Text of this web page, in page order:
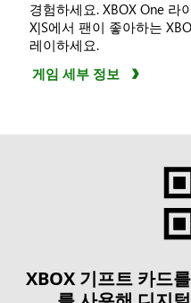
경험하세요. XBOX One 라
X|S에서 팬이 좋아하는
레이하세요.
게임 세부 정보
XBOX 기프트 카드